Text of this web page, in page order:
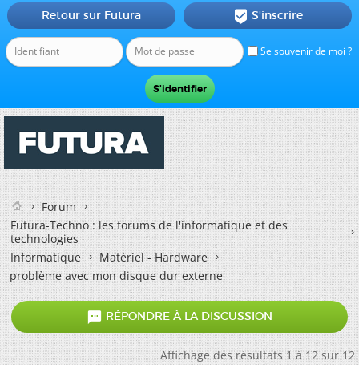
Se souvenir de moi ?
Retour sur Futura  S'inscrire
Forum
Futura-Techno : les forums de l'informatique et des
technologies
Informatique
Matériel - Hardware
problème avec mon disque dur externe
 RÉPONDRE À LA DISCUSSION
Affichage des résultats 1 à 12 sur 12